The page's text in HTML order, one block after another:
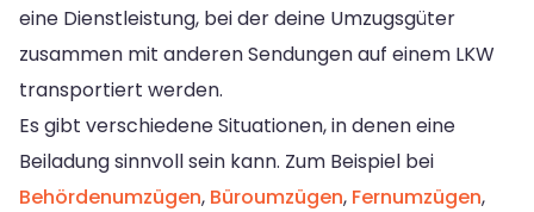
eine Dienstleistung, bei der deine Umzugsgüter
zusammen mit anderen Sendungen auf einem LKW
transportiert werden.
Es gibt verschiedene Situationen, in denen eine
Beiladung sinnvoll sein kann. Zum Beispiel bei
Behördenumzügen, Büroumzügen, Fernumzügen,